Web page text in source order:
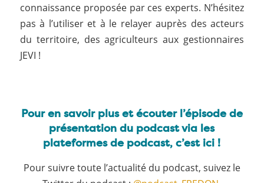
connaissance proposée par ces experts. N’hésitez
pas à l’utiliser et à le relayer auprès des acteurs
du territoire, des agriculteurs aux gestionnaires
JEVI !
Pour en savoir plus et écouter l’épisode de
présentation du podcast via les
plateformes de podcast, c’est ici !
Pour suivre toute l’actualité du podcast, suivez le